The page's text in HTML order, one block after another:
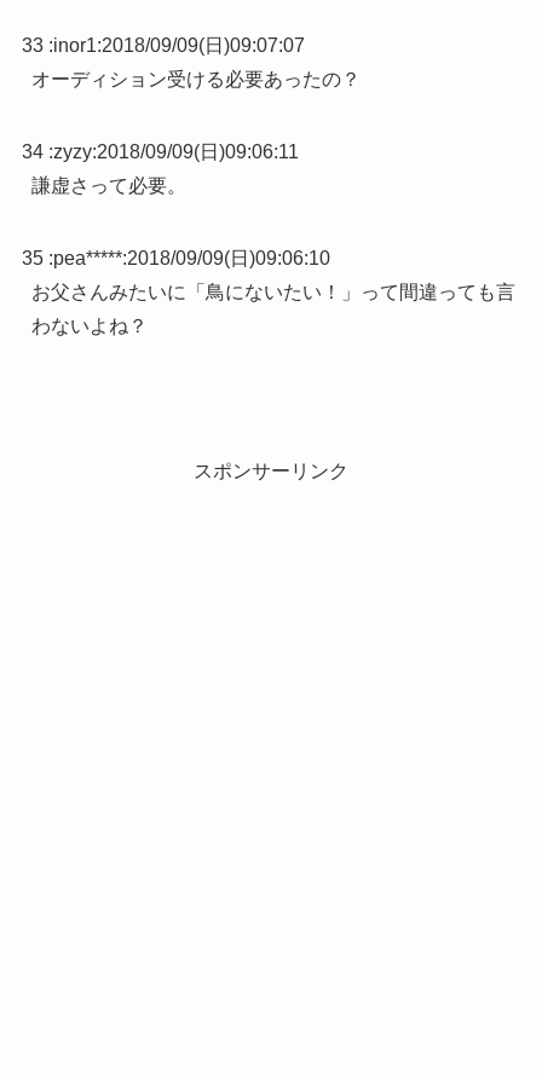
33 :inor1:2018/09/09(日)09:07:07
オーディション受ける必要あったの？
34 :zyzy:2018/09/09(日)09:06:11
謙虚さって必要。
35 :pea*****:2018/09/09(日)09:06:10
お父さんみたいに「鳥にないたい！」って間違っても言
わないよね？
スポンサーリンク